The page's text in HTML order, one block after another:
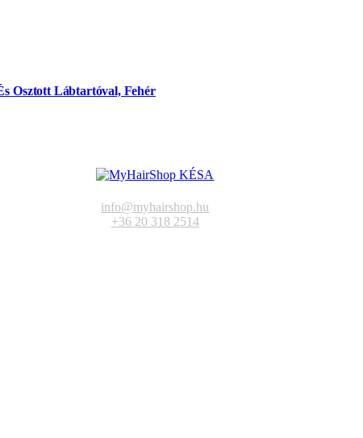
Osztott Lábtartóval, Fehér
info@myhairshop.hu
+36 20 318 2514